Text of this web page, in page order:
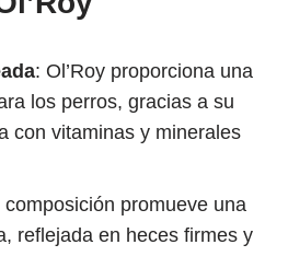
: Ol’Roy proporciona una
los perros, gracias a su
con vitaminas y minerales
composición promueve una
reflejada en heces firmes y